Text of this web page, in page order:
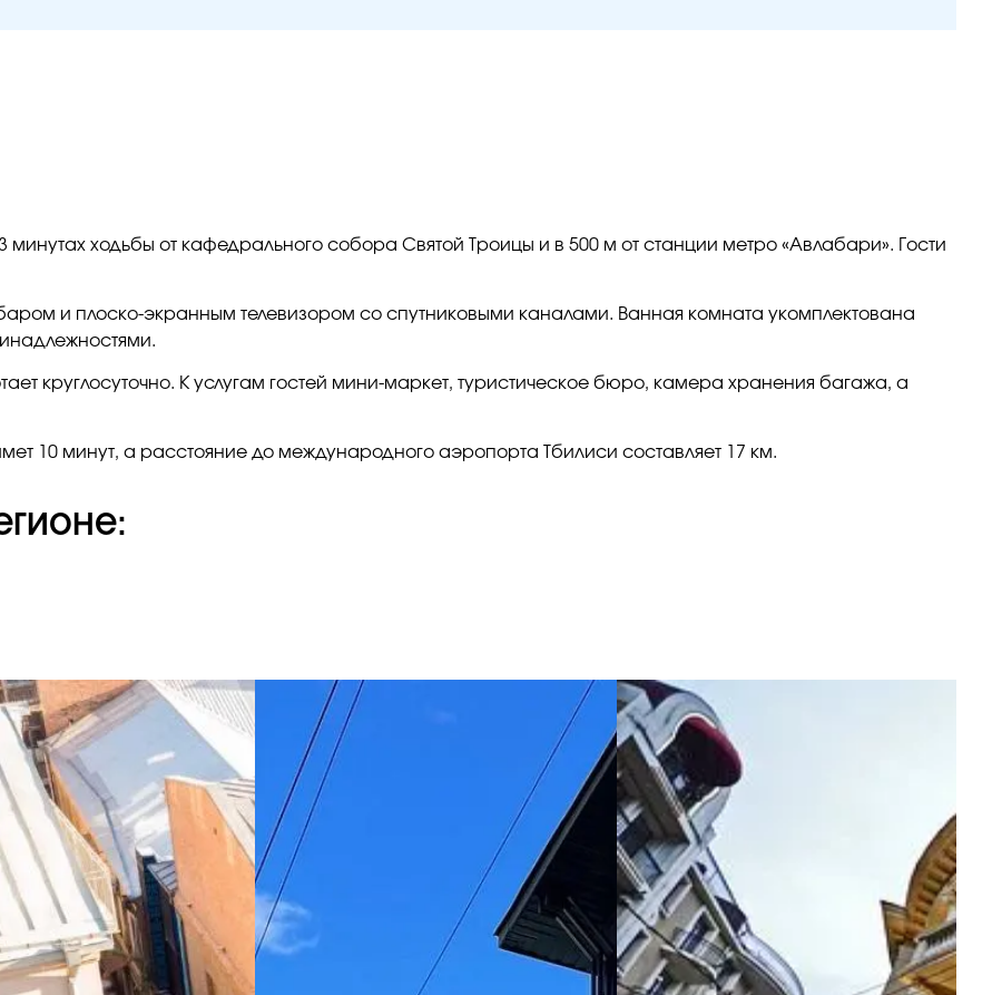
минутах ходьбы от кафедрального собора Святой Троицы и в 500 м от станции метро «Авлабари». Гости
и плоско-экранным телевизором со спутниковыми каналами. Ванная комната укомплектована
круглосуточно. К услугам гостей мини-маркет, туристическое бюро, камера хранения багажа, а
10 минут, а расстояние до международного аэропорта Тбилиси составляет 17 км.